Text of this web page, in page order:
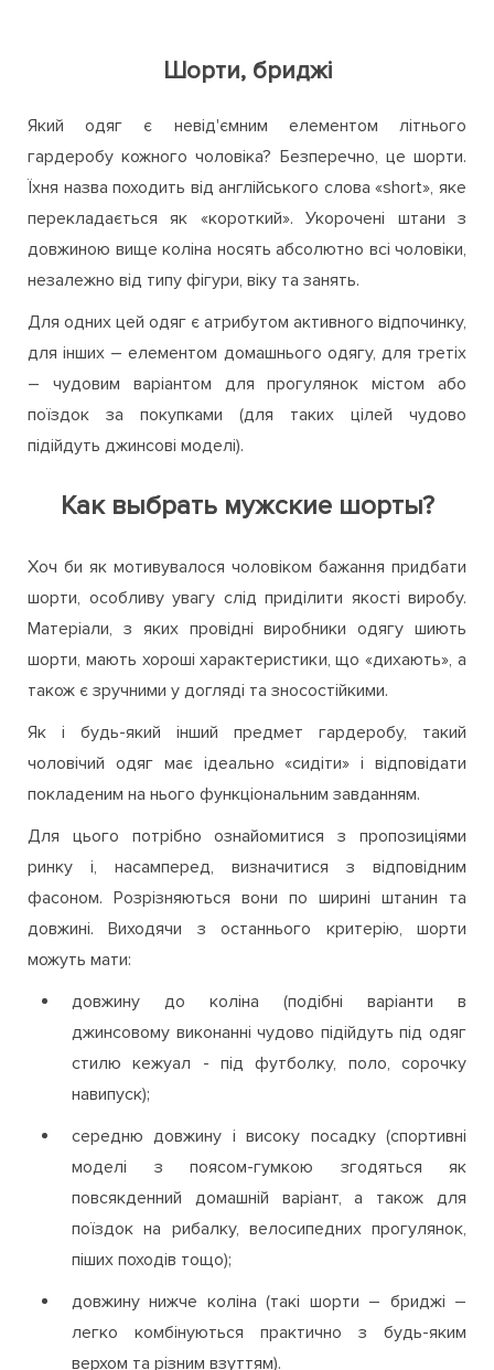
Шорти, бриджі
Який одяг є невід'ємним елементом літнього
гардеробу кожного чоловіка? Безперечно, це шорти.
Їхня назва походить від англійського слова «short», яке
перекладається як «короткий». Укорочені штани з
довжиною вище коліна носять абсолютно всі чоловіки,
незалежно від типу фігури, віку та занять.
Для одних цей одяг є атрибутом активного відпочинку,
для інших – елементом домашнього одягу, для третіх
– чудовим варіантом для прогулянок містом або
поїздок за покупками (для таких цілей чудово
підійдуть джинсові моделі).
Как выбрать мужские шорты?
Хоч би як мотивувалося чоловіком бажання придбати
шорти, особливу увагу слід приділити якості виробу.
Матеріали, з яких провідні виробники одягу шиють
шорти, мають хороші характеристики, що «дихають», а
також є зручними у догляді та зносостійкими.
Як і будь-який інший предмет гардеробу, такий
чоловічий одяг має ідеально «сидіти» і відповідати
покладеним на нього функціональним завданням.
Для цього потрібно ознайомитися з пропозиціями
ринку і, насамперед, визначитися з відповідним
фасоном. Розрізняються вони по ширині штанин та
довжині. Виходячи з останнього критерію, шорти
можуть мати:
довжину до коліна (подібні варіанти в
джинсовому виконанні чудово підійдуть під одяг
стилю кежуал - під футболку, поло, сорочку
навипуск);
середню довжину і високу посадку (спортивні
моделі з поясом-гумкою згодяться як
повсякденний домашній варіант, а також для
поїздок на рибалку, велосипедних прогулянок,
піших походів тощо);
довжину нижче коліна (такі шорти – бриджі –
легко комбінуються практично з будь-яким
верхом та різним взуттям).